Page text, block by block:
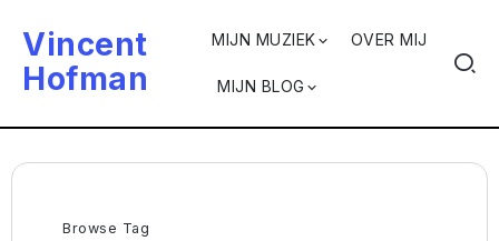
Vincent
Hofman
MIJN MUZIEK OVER MIJ
MIJN BLOG
Browse Tag